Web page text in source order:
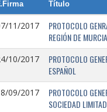
Título
11/2017
PROTOCOLO
REGIÓN DE MURCIA
10/2017
PROTOCOLO
ESPAÑOL
09/2017
PROTOCOLO
SOCIEDAD